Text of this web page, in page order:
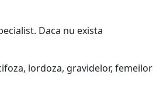
Daca nu exista
lordoza, gravidelor, femeilor